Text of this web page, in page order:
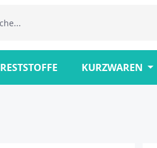
RESTSTOFFE KURZWAREN